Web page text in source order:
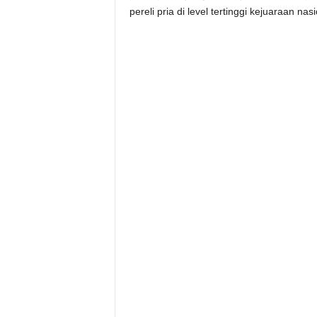
pereli pria di level tertinggi kejuaraan